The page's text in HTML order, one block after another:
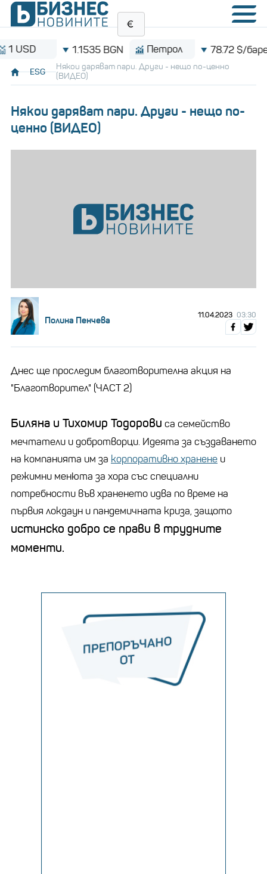
1.1535 BGN Петрол 78.72 $/барел
ESG
Някои даряват пари. Други - нещо по-ценно
(ВИДЕО)
Някои даряват пари. Други - нещо по-
ценно (ВИДЕО)
Полина Пенчева 11.04.2023 03:30
Днес ще проследим благотворителна акция на
"Благотворител" (ЧАСТ 2)
Биляна и Тихомир Тодорови са семейство
мечтатели и добротворци. Идеята за създаването
на компанията им за корпоративно хранене и
режимни менюта за хора със специални
потребности във храненето идва по време на
първия локдаун и пандемичната криза, защото
истинско добро се прави в трудните
моменти.